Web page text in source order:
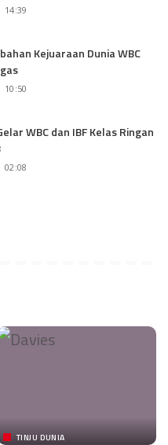
Kejuaraan Dunia WBC
WBC dan IBF Kelas Ringan
02:08
TINJU DUNIA